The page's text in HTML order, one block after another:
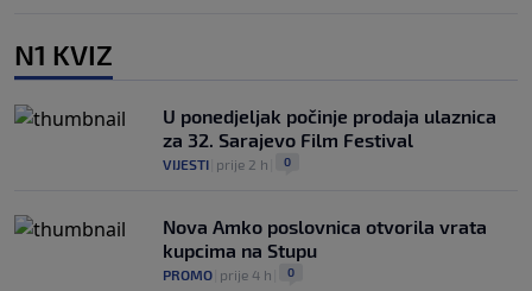
N1 KVIZ
U ponedjeljak počinje prodaja ulaznica
za 32. Sarajevo Film Festival
VIJESTI prije 2 h 0
Nova Amko poslovnica otvorila vrata
kupcima na Stupu
PROMO prije 4 h 0